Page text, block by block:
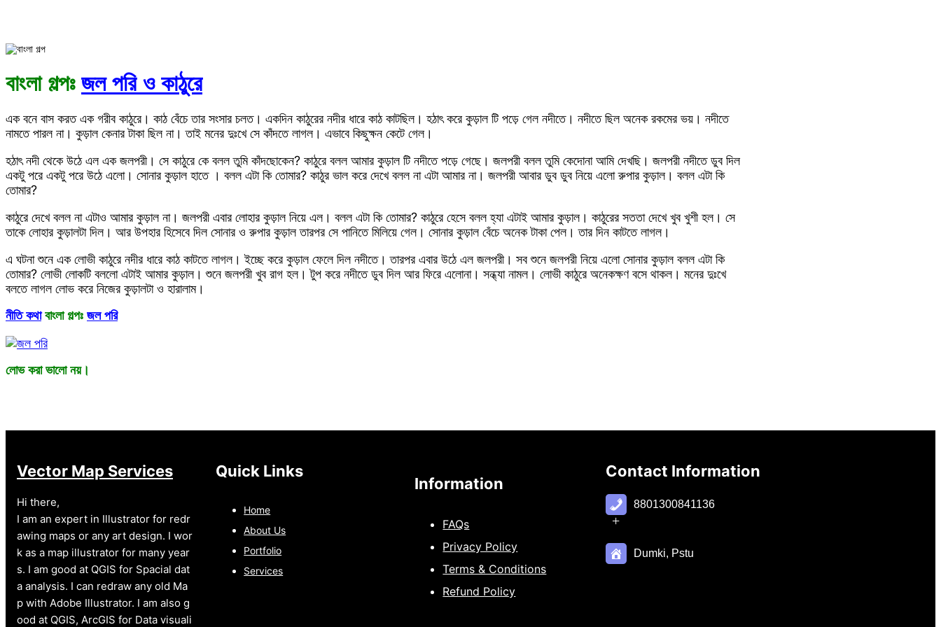
বাংলা গল্পঃ জল পরি ও কাঠুরে
এক বনে বাস করত এক গরীব কাঠুরে। কাঠ বেঁচে তার সংসার চলত। একদিন কাঠুরের নদীর ধারে কাঠ কাটছিল। হঠাৎ করে কুড়াল টি পড়ে গেল নদীতে। নদীতে ছিল অনেক রকমের ভয়। নদীতে
নামতে পারল না। কুড়াল কেনার টাকা ছিল না। তাই মনের দুঃখে সে কাঁদতে লাগল। এভাবে কিছুক্ষন কেটে গেল।
হঠাৎ নদী থেকে উঠে এল এক জলপরী। সে কাঠুরে কে বলল তুমি কাঁদছোকেন? কাঠুরে বলল আমার কুড়াল টি নদীতে পড়ে গেছে। জলপরী বলল তুমি কেদোনা আমি দেখছি। জলপরী নদীতে ডুব দিল
একটু পরে একটু পরে উঠে এলো। সোনার কুড়াল হাতে । বলল এটা কি তোমার? কাঠুর ভাল করে দেখে বলল না এটা আমার না। জলপরী আবার ডুব ডুব নিয়ে এলো রুপার কুড়াল। বলল এটা কি
তোমার?
কাঠুরে দেখে বলল না এটাও আমার কুড়াল না। জলপরী এবার লোহার কুড়াল নিয়ে এল। বলল এটা কি তোমার? কাঠুরে হেসে বলল হ্যা এটাই আমার কুড়াল। কাঠুরের সততা দেখে খুব খুশী হল। সে
তাকে লোহার কুড়ালটা দিল। আর উপহার হিসেবে দিল সোনার ও রুপার কুড়াল তারপর সে পানিতে মিলিয়ে গেল। সোনার কুড়াল বেঁচে অনেক টাকা পেল। তার দিন কাটতে লাগল।
এ ঘটনা শুনে এক লোভী কাঠুরে নদীর ধারে কাঠ কাটতে লাগল। ইচ্ছে করে কুড়াল ফেলে দিল নদীতে। তারপর এবার উঠে এল জলপরী। সব শুনে জলপরী নিয়ে এলো সোনার কুড়াল বলল এটা কি
তোমার? লোভী লোকটি বললো এটাই আমার কুড়াল। শুনে জলপরী খুব রাগ হল। টুপ করে নদীতে ডুব দিল আর ফিরে এলোনা। সন্ধ্যা নামল। লোভী কাঠুরে অনেকক্ষণ বসে থাকল। মনের দুঃখে
বলতে লাগল লোভ করে নিজের কুড়ালটা ও হারালাম।
নীতি কথা বাংলা গল্পঃ জল পরি
লোভ করা ভালো নয়।
Vector Map Services
Hi there,
I am an expert in Illustrator for redr
awing maps or any art design. I wor
k as a map illustrator for many year
s. I am good at QGIS for Spacial dat
a analysis. I can redraw any old Ma
p with Adobe Illustrator. I am also g
ood at QGIS, ArcGIS for Data visuali
Quick Links
Home
About Us
Portfolio
Services
Information
FAQs
Privacy Policy
Terms & Conditions
Refund Policy
Contact Information
+
8801300841136
Dumki, Pstu